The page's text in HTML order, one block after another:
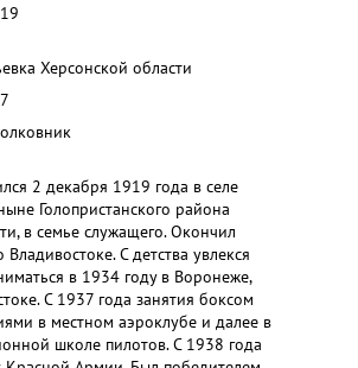
Херсонской области
2 декабря 1919 года в селе
Голопристанского района
в семье служащего. Окончил
С детства увлекся
в 1934 году в Воронеже,
С 1937 года занятия боксом
в местном аэроклубе и далее в
школе пилотов. С 1938 года